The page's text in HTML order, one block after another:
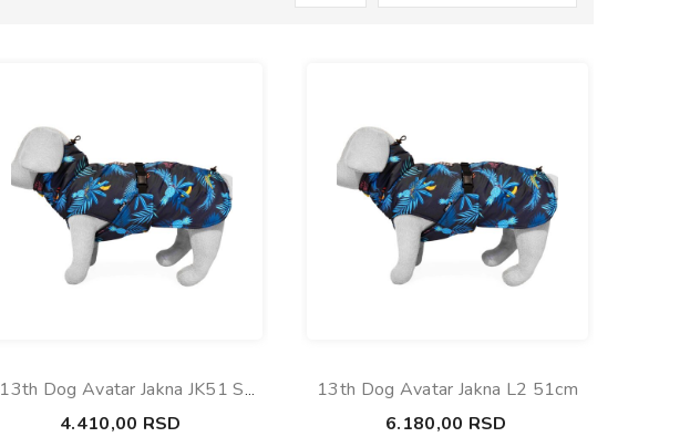
13th Dog Avatar Jakna JK51 S
31cm
4.410,00 RSD
13th Dog Avatar Jakna L2 51cm
6.180,00 RSD